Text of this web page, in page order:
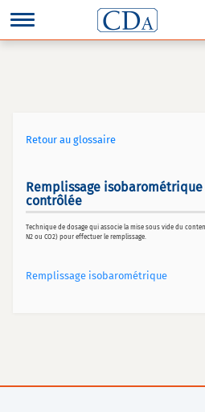
Retour au glossaire
Remplissage
contrôlée
Technique de dosage qui associe la mise sous vide du
N2 ou CO2) pour effectuer le remplissage.
Remplissage isobarométrique